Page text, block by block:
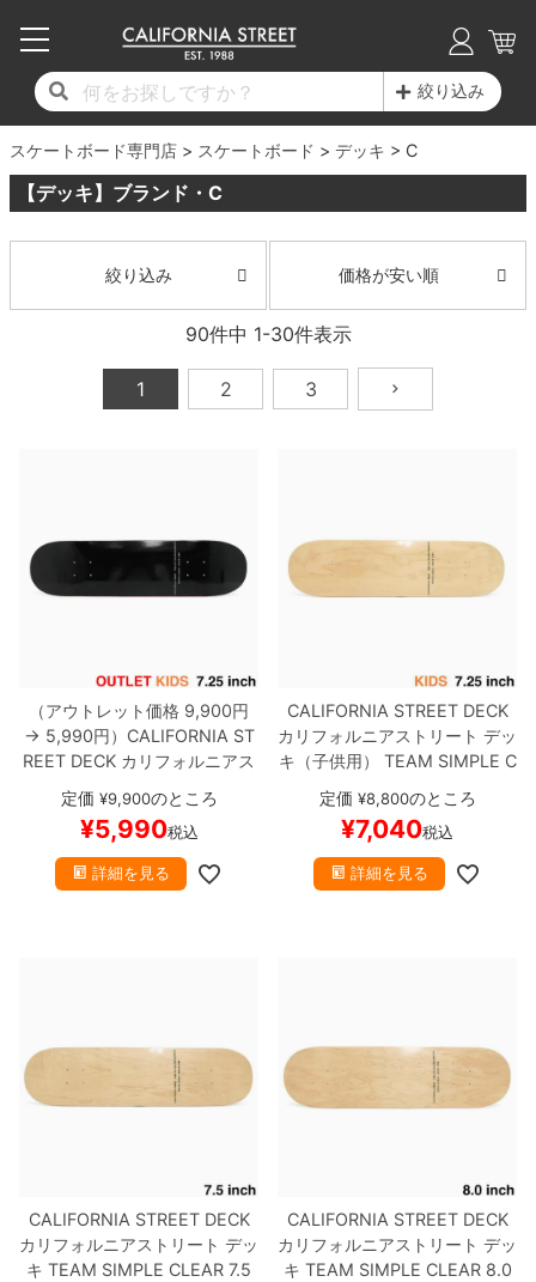
絞り込み
スケートボード専門店 スケートボード デッキ C
【デッキ】ブランド・C
絞り込み 価格が安い順
90件中 1-30件表示
1 2 3
（アウトレット価格 9,900円
→ 5,990円） CALIFORNIA ST
REET DECK カリフォルニアス
トリート
SIMPLE BLACK 7.25 ブラン
ク（BBS / GENERATOR）
じれスケートボード スケボー
定価 ¥9,900のところ
¥5,990税込
詳細を見る
CALIFORNIA STREET DECK
カリフォルニアストリート デッ
キ（子供用）
TEAM SIMPLE C
LEAR MINI 7.25
スケートボード スケボー
定価 ¥8,800のところ
¥7,040税込
詳細を見る
CALIFORNIA STREET DECK
カリフォルニアストリート デッ
キ TEAM SIMPLE CLEAR 7.5
CALIFORNIA STREET DECK
カリフォルニアストリート デッ
キ TEAM SIMPLE CLEAR 8.0
17時までのご注文は当日発送！
11,000円以上で送料無料！
毎月1日はポイント5倍！10日と20日は3倍！
コンプリートセット（完成品）
デッキ
17時までのご注文は当日発送！
11,000円以上で送料無料！
毎月1日はポイント5倍！10日と20日は3倍！
デッキ新着一覧
デッキブランド一覧（全てのデッキ）
サイズからデッキを選ぶ
子供用デッキ
7.0inch以下
7.2inch
7.9inch
8.1inch
8.2inch
8.3inch
8.4inch
8.7inch
9.0inch以上
17時までのご注文は当日発送！
11,000円以上で送料無料！
毎月1日はポイント5倍！10日と20日は3倍！
トラック新着一覧
トラックブランド一覧（全てのトラック）
適合デッキサイズから選ぶ
7.0inch以下
7.2inch
7.3inch
8.0inch
8.2inch
8.3inch
8.4inch
8.5inch
8.8inch
17時までのご注文は当日発送！
11,000円以上で送料無料！
毎月1日はポイント5倍！10日と20日は3倍！
ウィール新着一覧
ウィールブランド一覧（全てのウィール）
ウィールをサイズから選ぶ
50mm
51mm
52mm
58mm
60mm
62mm
63mm
64mm
72mm
スピットファイヤー F4（フォーミュラフォ
ボーンズ STF（エスティーエフ）
ボルト
足回りセット（トラック・ウィールセット）
ヘルメット・パッド
練習用アイテム（初心者におすすめ）
スケートケース・バッグ
17時までのご注文は当日発送！
11,000円以上で送料無料！
毎月1日はポイント5倍！10日と20日は3倍！
シューズ新着一覧
シューズブランド一覧
シューズをサイズから選ぶ
20cm
21cm
22cm
25cm
26cm
26.5cm
27.5cm
29cm
17時までのご注文は当日発送！
11,000円以上で送料無料！
毎月1日はポイント5倍！10日と20日は3倍！
Tシャツ
ロングスリーブTシャツ
ショーツ
7分袖シャツ・ラグラン
半袖シャツ
キャップ
ソックス
17時までのご注文は当日発送！
11,000円以上で送料無料！
毎月1日はポイント5倍！10日と20日は3倍！
最新ブログ一覧
カテゴリー
17時までのご注文は当日発送！
11,000円以上で送料無料！
毎月1日はポイント5倍！10日と20日は3倍！
初心者の方へ
スタッフおすすめアイテム
スケートパーク情報
17時までのご注文は当日発送！
11,000円以上で送料無料！
毎月1日はポイント5倍！10日と20日は3倍！
店舗情報
ショップライダー紹介
カリフォルニアストリートの歴史
特定商取引法に基づく表記